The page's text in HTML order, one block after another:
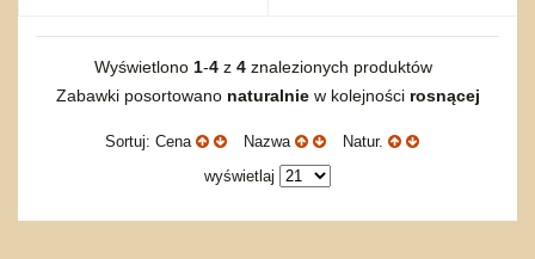
Wyświetlono 1-4z 4znalezionych produktów
Zabawki posortowano naturalniew kolejności rosnącej
Sortuj: Cena Nazwa
Natur.
wyświetlaj